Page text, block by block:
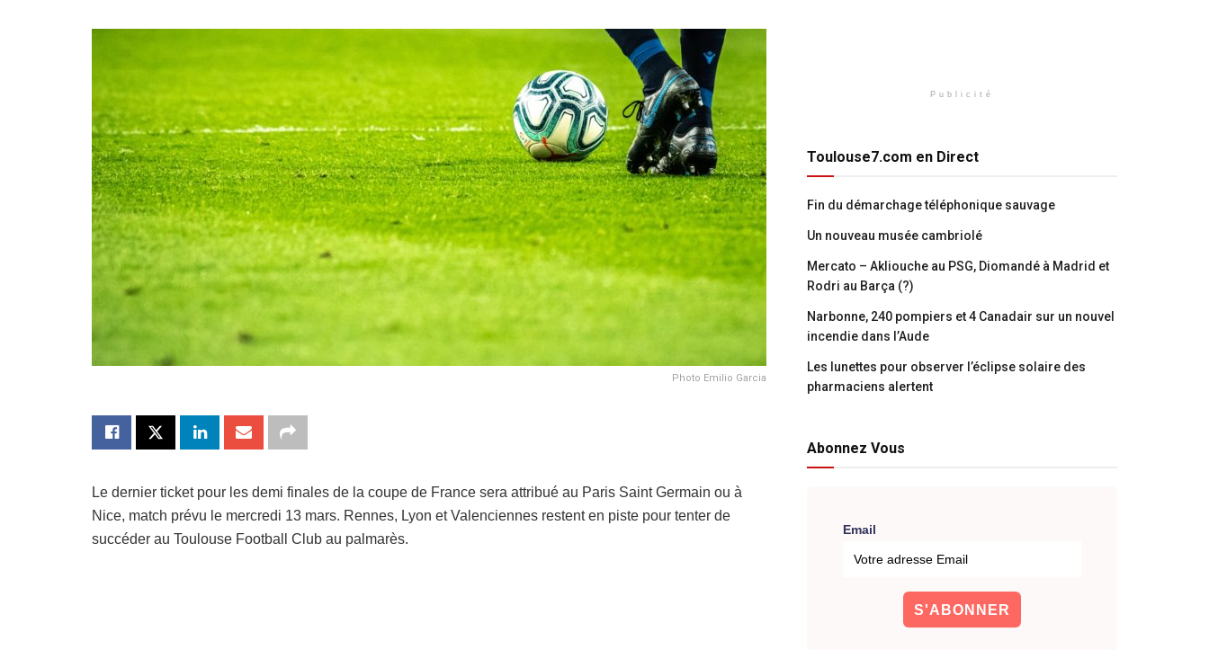
Photo Emilio Garcia
Le dernier ticket pour les demi finales de la coupe de France sera attribué au Paris Saint Germain ou à
Nice, match prévu le mercredi 13 mars. Rennes, Lyon et Valenciennes restent en piste pour tenter de
succéder au Toulouse Football Club au palmarès.
Publicité
Toulouse7.com en Direct
Fin du démarchage téléphonique sauvage
Un nouveau musée cambriolé
Mercato – Akliouche au PSG, Diomandé à Madrid et
Rodri au Barça (?)
Narbonne, 240 pompiers et 4 Canadair sur un nouvel
incendie dans l’Aude
Les lunettes pour observer l’éclipse solaire des
pharmaciens alertent
Abonnez Vous
Email